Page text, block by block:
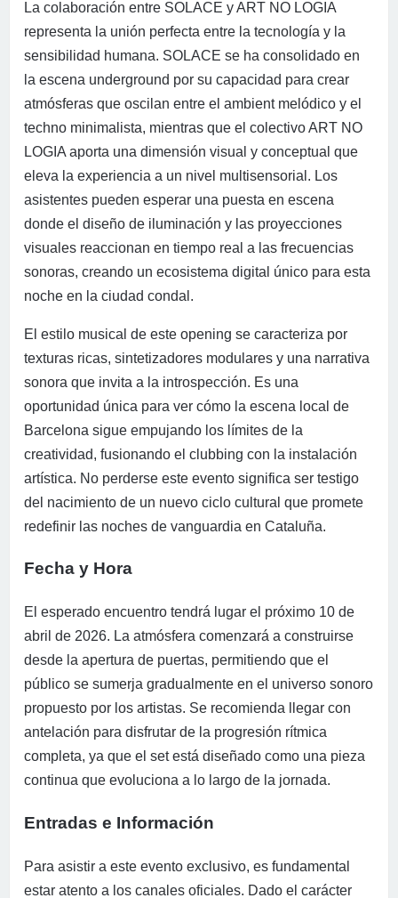
La colaboración entre SOLACE y ART NO LOGIA
representa la unión perfecta entre la tecnología y la
sensibilidad humana. SOLACE se ha consolidado en
la escena underground por su capacidad para crear
atmósferas que oscilan entre el ambient melódico y el
techno minimalista, mientras que el colectivo ART NO
LOGIA aporta una dimensión visual y conceptual que
eleva la experiencia a un nivel multisensorial. Los
asistentes pueden esperar una puesta en escena
donde el diseño de iluminación y las proyecciones
visuales reaccionan en tiempo real a las frecuencias
sonoras, creando un ecosistema digital único para esta
noche en la ciudad condal.
El estilo musical de este opening se caracteriza por
texturas ricas, sintetizadores modulares y una narrativa
sonora que invita a la introspección. Es una
oportunidad única para ver cómo la escena local de
Barcelona sigue empujando los límites de la
creatividad, fusionando el clubbing con la instalación
artística. No perderse este evento significa ser testigo
del nacimiento de un nuevo ciclo cultural que promete
redefinir las noches de vanguardia en Cataluña.
Fecha y Hora
El esperado encuentro tendrá lugar el próximo 10 de
abril de 2026. La atmósfera comenzará a construirse
desde la apertura de puertas, permitiendo que el
público se sumerja gradualmente en el universo sonoro
propuesto por los artistas. Se recomienda llegar con
antelación para disfrutar de la progresión rítmica
completa, ya que el set está diseñado como una pieza
continua que evoluciona a lo largo de la jornada.
Entradas e Información
Para asistir a este evento exclusivo, es fundamental
estar atento a los canales oficiales. Dado el carácter